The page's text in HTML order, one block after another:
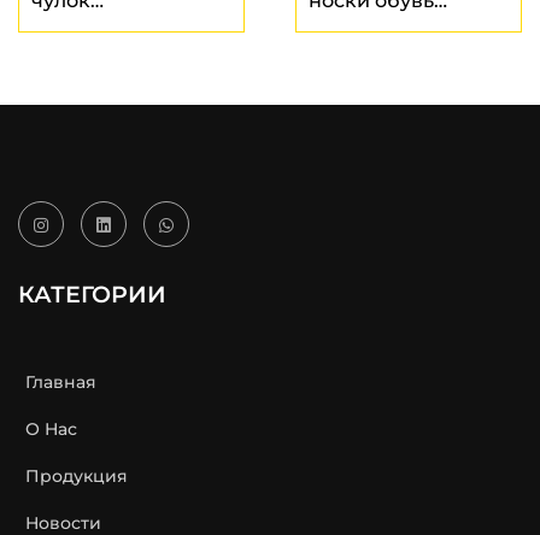
производитель
производитель
КАТЕГОРИИ
Главная
О Нас
Продукция
Новости